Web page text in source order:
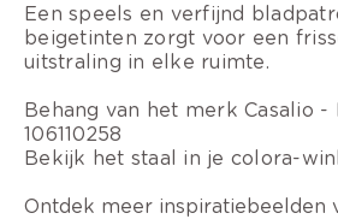
Een speels en verfijnd
beigetinten zorgt voor een
uitstraling in elke ruimte.
Behang van het merk Casalio -
106110258
Bekijk het staal in je colora-
Ontdek meer inspiratiebeelden